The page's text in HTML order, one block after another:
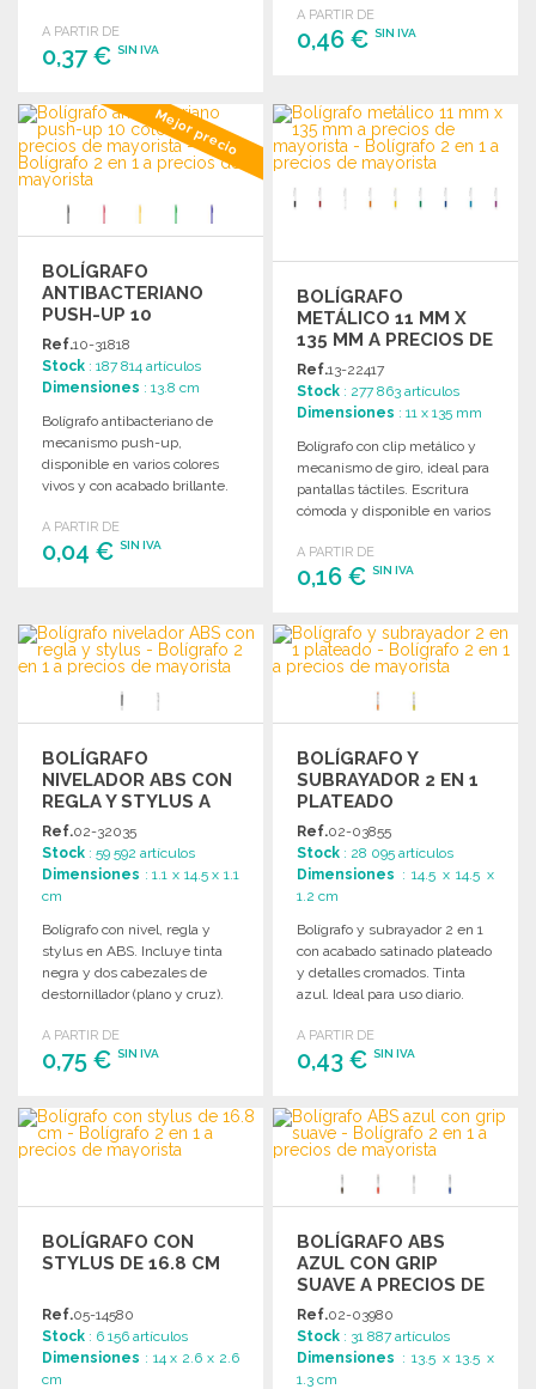
A PARTIR DE
0,37 € SIN IVA
PEDIR
Solicitar un presupuesto
A PARTIR DE
0,46 €SIN IVA
Solicitar un presupuesto
Mejor precio
BOLÍGRAFO
ANTIBACTERIANO
PUSH-UP 10
COLORES
Ref.10-31818
Stock : 187 814 artículos
Dimensiones : 13.8 cm
Bolígrafo antibacteriano de
mecanismo push-up,
disponible en varios colores
vivos y con acabado brillante.
A PARTIR DE
0,04 € SIN IVA
Solicitar un presupuesto
BOLÍGRAFO
METÁLICO 11 MM X
135 MM A PRECIOS DE
MAYORISTA
Ref.13-22417
Stock : 277 863 artículos
Dimensiones : 11 x 135 mm
Bolígrafo con clip metálico y
mecanismo de giro, ideal para
pantallas táctiles. Escritura
cómoda y disponible en varios
A PARTIR DE
0,16 €SIN IVA
PEDIR
Solicitar un presupuesto
BOLÍGRAFO
NIVELADOR ABS CON
REGLA Y STYLUS A
PRECIOS DE
MAYORISTA
Ref.02-32035
Stock : 59 592 artículos
Dimensiones : 1.1 x 14.5 x 1.1
cm
Bolígrafo con nivel, regla y
stylus en ABS. Incluye tinta
negra y dos cabezales de
destornillador (plano y cruz).
A PARTIR DE
0,75 € SIN IVA
PEDIR
Solicitar un presupuesto
BOLÍGRAFO Y
SUBRAYADOR 2 EN 1
PLATEADO
Ref.02-03855
Stock : 28 095 artículos
Dimensiones : 14.5 x 14.5 x
1.2 cm
Bolígrafo y subrayador 2 en 1
con acabado satinado plateado
y detalles cromados. Tinta
azul. Ideal para uso diario.
A PARTIR DE
0,43 €SIN IVA
PEDIR
Solicitar un presupuesto
BOLÍGRAFO CON
STYLUS DE 16.8 CM
Ref.05-14580
Stock : 6 156 artículos
Dimensiones : 14 x 2.6 x 2.6
cm
BOLÍGRAFO ABS
AZUL CON GRIP
SUAVE A PRECIOS DE
MAYORISTA
Ref.02-03980
Stock : 31 887 artículos
Dimensiones : 13.5 x 13.5 x
1.3 cm